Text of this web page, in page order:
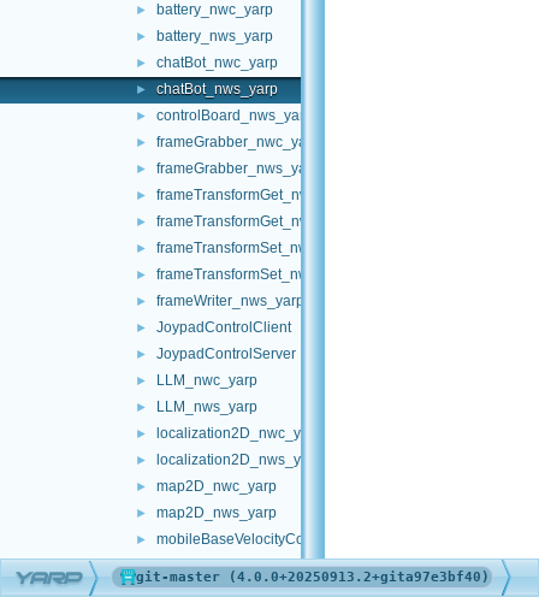
► battery_nwc_yarp
► battery_nws_yarp
► chatBot_nwc_yarp
► chatBot_nws_yarp
► controlBoard_nws_yarp
► frameGrabber_nwc_yarp
► frameGrabber_nws_yarp
► frameTransformGet_nwc_yarp
► frameTransformGet_nws_yarp
► frameTransformSet_nwc_yarp
► frameTransformSet_nws_yarp
► frameWriter_nws_yarp
► JoypadControlClient
► JoypadControlServer
► LLM_nwc_yarp
► LLM_nws_yarp
► localization2D_nwc_yarp
► localization2D_nws_yarp
► map2D_nwc_yarp
► map2D_nws_yarp
► mobileBaseVelocityControl_nwc_yarp
► mobileBaseVelocityControl_nws_yarp
► multipleanalogsensorsclient
YARP